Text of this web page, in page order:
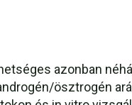
azonban
ösztrogén